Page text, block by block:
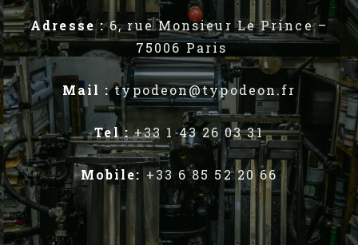
Tel : +33 1 43 26 03 31
Mobile: +33 6 85 52 20 66